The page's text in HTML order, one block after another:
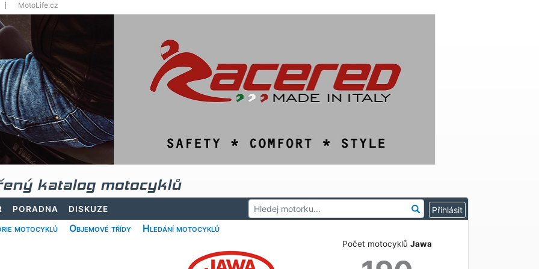
MotoLife.cz
katalog motocyklů
PORADNA DISKUZE
motocyklů Objemové třídy Hledání motocyklů
Počet motocyklů Jawa